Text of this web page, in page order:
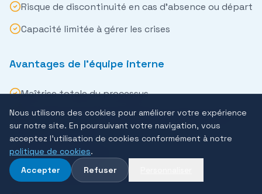
Risque de discontinuité en cas d'absence ou départ
Capacité limitée à gérer les crises
Avantages de l'équipe interne
Maîtrise totale du processus
Connaissance approfondie de la culture et des
besoins internes
Continuité garantie
Pas de dépendance externe
Nous utilisons des cookies pour améliorer votre expérience
sur notre site. En poursuivant votre navigation, vous
acceptez l'utilisation de cookies conformément à notre
politique de cookies.
Accepter
Refuser